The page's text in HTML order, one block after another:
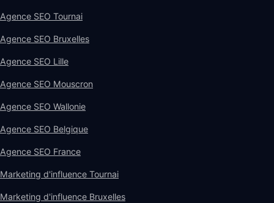
Agence SEO Tournai
Agence SEO Bruxelles
Agence SEO Lille
Agence SEO Mouscron
Agence SEO Wallonie
Agence SEO Belgique
Agence SEO France
Marketing d'influence Tournai
Marketing d'influence Bruxelles